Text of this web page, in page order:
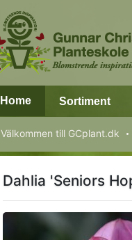
Home Sortiment
Välkommen till GCplant.dk
Dahlia 'Seniors